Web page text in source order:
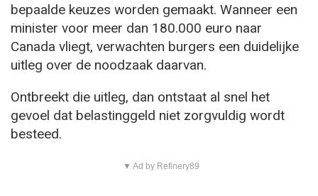
bepaalde keuzes worden gemaakt. Wanneer een
minister voor meer dan 180.000 euro naar
Canada vliegt, verwachten burgers een duidelijke
uitleg over de noodzaak daarvan.
Ontbreekt die uitleg, dan ontstaat al snel het
gevoel dat belastinggeld niet zorgvuldig wordt
besteed.
▼ Ad by Refinery89